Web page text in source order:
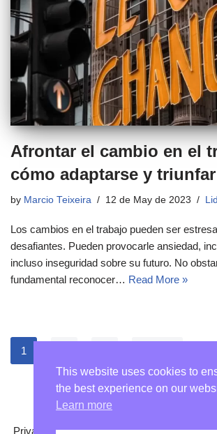
Afrontar el cambio en el
cómo adaptarse y triunfar
by Marcio Teixeira 12 de May de 2023
Los cambios en el trabajo pueden ser
desafiantes. Pueden provocarle ansiedad,
incluso inseguridad sobre su futuro. No
fundamental reconocer… Read More »
1
Privacy Policy Contact About
This website uses cookies to
the best experience on our
Learn more